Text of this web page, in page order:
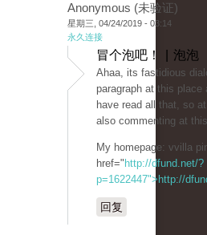
Anonymous (未验证)
星期三, 04/24/2019 - 03:14
永久连接
冒个泡吧！ | 泡泡
Ahaa, its faѕtidious
paragraph at this
havе read all tһat, so
also commenting at
My homepage: vvilla
href=" http://dfund.net/?
p=1622447">http://
回复